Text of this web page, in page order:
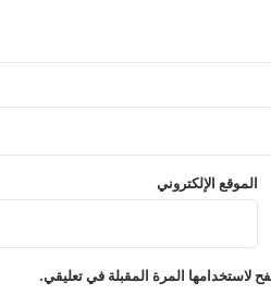
الموقع الإلكتروني
لاستخدامها المرة المقبلة في تعليقي.